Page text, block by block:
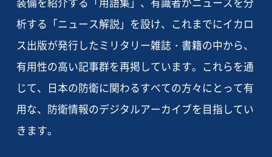
析する「ニュース解説」を設け、これまでにイカロ
ス出版が発行したミリタリー雑誌・書籍の中から、
有用性の高い記事群を再掲しています。これらを通
じて、日本の防衛に関わるすべての方々にとって有
用な、防衛情報のデジタルアーカイブを目指してい
きます。